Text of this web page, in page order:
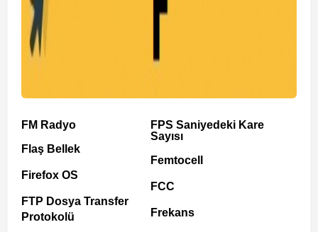
FM Radyo
Flaş Bellek
Firefox OS
FTP Dosya Transfer
Protokolü
FPS Saniyedeki Kare
Sayısı
Femtocell
FCC
Frekans